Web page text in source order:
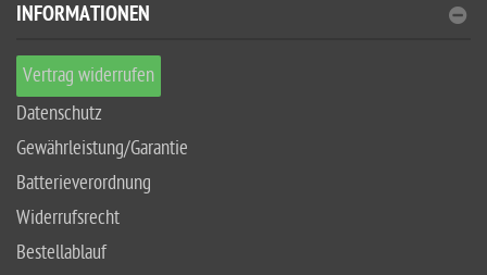
INFORMATIONEN
Vertrag widerrufen
Datenschutz
Gewährleistung/Garantie
Batterieverordnung
Widerrufsrecht
Bestellablauf